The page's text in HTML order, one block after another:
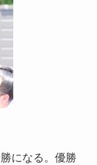
になる。優勝